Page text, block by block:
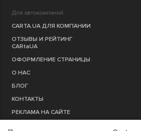
Для автокомпаний
CARTA.UA ДЛЯ КОМПАНИИ
ОТЗЫВЫ И РЕЙТИНГ
CARtaUA
ОФОРМЛЕНИЕ СТРАНИЦЫ
О НАС
БЛОГ
КОНТАКТЫ
РЕКЛАМА НА САЙТЕ